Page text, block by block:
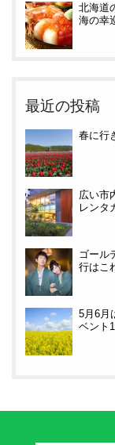
北海道
海の幸
最近の投稿
春に行
広い市
レンタ
ゴール
行はこ
5月6月
ベント